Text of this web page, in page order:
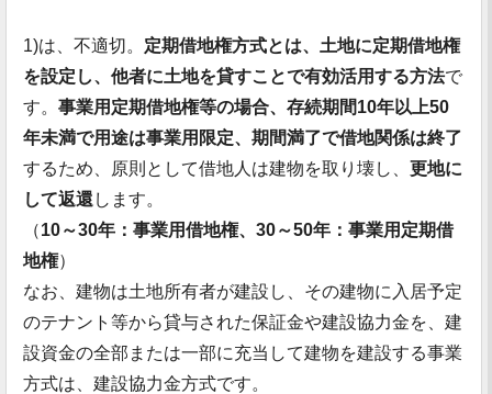
1)は、不適切。 定期借地権方式とは、土地に定期借地権
を設定し、他者に土地を貸すことで有効活用する方法で
す。 事業用定期借地権等の場合、存続期間10年以上50
年未満で用途は事業用限定、期間満了で借地関係は終了
するため、原則として借地人は建物を取り壊し、 更地に
して返還 します。
（10～30年：事業用借地権、30～50年：事業用定期借
地権）
なお、建物は土地所有者が建設し、その建物に入居予定
のテナント等から貸与された保証金や建設協力金を、建
設資金の全部または一部に充当して建物を建設する事業
方式は、建設協力金方式です。